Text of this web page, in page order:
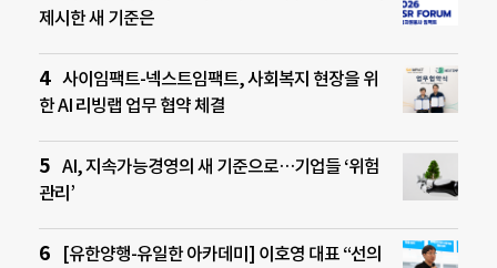
제시한 새 기준은
사이임팩트-넥스트임팩트, 사회복지 현장을 위
한 AI 리빙랩 업무 협약 체결
AI, 지속가능경영의 새 기준으로…기업들 ‘위험
관리’
[유한양행-유일한 아카데미] 이호영 대표 “선의